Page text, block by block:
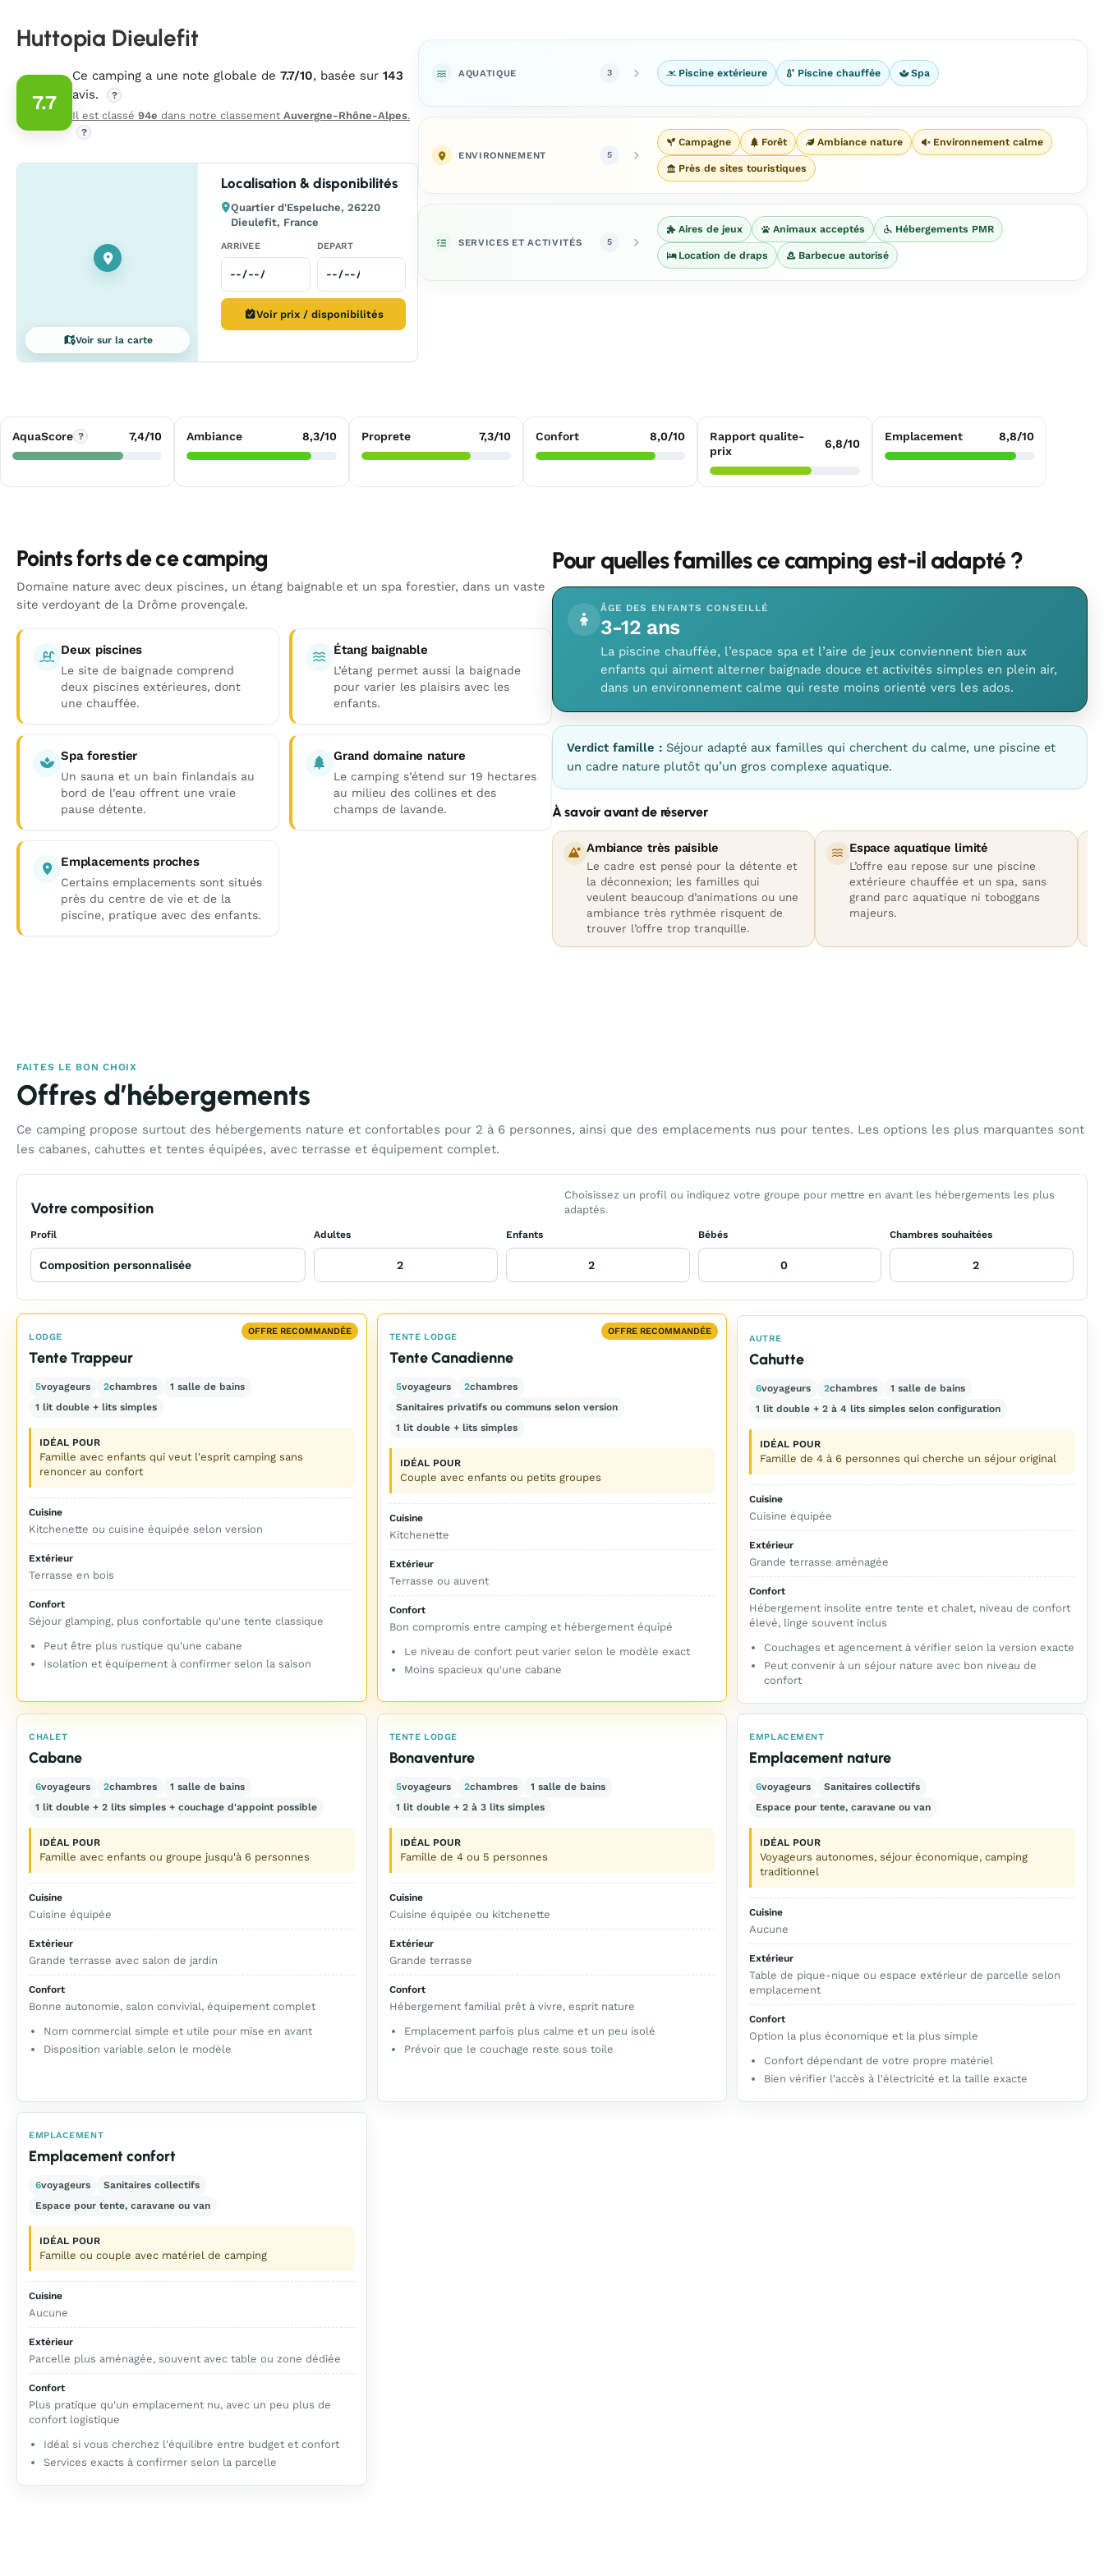
Huttopia Dieulefit
7.7
Ce camping a une note globale de 7.7/10, basée sur 143
avis.
?
Il est classé 94e dans notre classement Auvergne-Rhône-Alpes.
?
Voir sur la carte
Localisation & disponibilités
Quartier d'Espeluche, 26220
Dieulefit, France
ARRIVEE DEPART
Voir prix / disponibilités
AQUATIQUE 3 Piscine extérieure Piscine chauffée Spa
ENVIRONNEMENT 5
Campagne Forêt Ambiance nature Environnement calme
Près de sites touristiques
SERVICES ET ACTIVITÉS 5
Aires de jeux Animaux acceptés Hébergements PMR
Location de draps Barbecue autorisé
AquaScore ? 7,4/10 Ambiance 8,3/10 Proprete 7,3/10 Confort 8,0/10
Rapport qualite-
prix
6,8/10
Emplacement 8,8/10
Points forts de ce camping
Domaine nature avec deux piscines, un étang baignable et un spa forestier, dans un vaste
site verdoyant de la Drôme provençale.
Deux piscines
Le site de baignade comprend
deux piscines extérieures, dont
une chauffée.
Étang baignable
L’étang permet aussi la baignade
pour varier les plaisirs avec les
enfants.
Spa forestier
Un sauna et un bain finlandais au
bord de l’eau offrent une vraie
pause détente.
Grand domaine nature
Le camping s’étend sur 19 hectares
au milieu des collines et des
champs de lavande.
Emplacements proches
Certains emplacements sont situés
près du centre de vie et de la
piscine, pratique avec des enfants.
Pour quelles familles ce camping est-il adapté ?
ÂGE DES ENFANTS CONSEILLÉ
3-12 ans
La piscine chauffée, l’espace spa et l’aire de jeux conviennent bien aux
enfants qui aiment alterner baignade douce et activités simples en plein air,
dans un environnement calme qui reste moins orienté vers les ados.
Verdict famille : Séjour adapté aux familles qui cherchent du calme, une piscine et
un cadre nature plutôt qu’un gros complexe aquatique.
À savoir avant de réserver
Ambiance très paisible
Le cadre est pensé pour la détente et
la déconnexion; les familles qui
veulent beaucoup d’animations ou une
ambiance très rythmée risquent de
trouver l’offre trop tranquille.
Espace aquatique limité
L’offre eau repose sur une piscine
extérieure chauffée et un spa, sans
grand parc aquatique ni toboggans
majeurs.
FAITES LE BON CHOIX
Offres d’hébergements
Ce camping propose surtout des hébergements nature et confortables pour 2 à 6 personnes, ainsi que des emplacements nus pour tentes. Les options les plus marquantes sont
les cabanes, cahuttes et tentes équipées, avec terrasse et équipement complet.
Votre composition
Choisissez un profil ou indiquez votre groupe pour mettre en avant les hébergements les plus
adaptés.
Profil Adultes Enfants Bébés Chambres souhaitées
AUTRE
Cahutte
6voyageurs 2chambres
1 salle de bains
1 lit double + 2 à 4 lits simples selon configuration
IDÉAL POUR
Famille de 4 à 6 personnes qui cherche un séjour original
Cuisine
Cuisine équipée
Extérieur
Grande terrasse aménagée
Confort
Hébergement insolite entre tente et chalet, niveau de confort
élevé, linge souvent inclus
Couchages et agencement à vérifier selon la version exacte
Peut convenir à un séjour nature avec bon niveau de
confort
CHALET
Cabane
6voyageurs 2chambres
1 salle de bains
1 lit double + 2 lits simples + couchage d'appoint possible
IDÉAL POUR
Famille avec enfants ou groupe jusqu'à 6 personnes
Cuisine
Cuisine équipée
Extérieur
Grande terrasse avec salon de jardin
Confort
Bonne autonomie, salon convivial, équipement complet
Nom commercial simple et utile pour mise en avant
Disposition variable selon le modèle
OFFRE RECOMMANDÉE
LODGE
Tente Trappeur
5voyageurs 2chambres
1 salle de bains
1 lit double + lits simples
IDÉAL POUR
Famille avec enfants qui veut l'esprit camping sans
renoncer au confort
Cuisine
Kitchenette ou cuisine équipée selon version
Extérieur
Terrasse en bois
Confort
Séjour glamping, plus confortable qu'une tente classique
Peut être plus rustique qu'une cabane
Isolation et équipement à confirmer selon la saison
OFFRE RECOMMANDÉE
TENTE LODGE
Tente Canadienne
5voyageurs 2chambres
Sanitaires privatifs ou communs selon version
1 lit double + lits simples
IDÉAL POUR
Couple avec enfants ou petits groupes
Cuisine
Kitchenette
Extérieur
Terrasse ou auvent
Confort
Bon compromis entre camping et hébergement équipé
Le niveau de confort peut varier selon le modèle exact
Moins spacieux qu'une cabane
TENTE LODGE
Bonaventure
5voyageurs 2chambres
1 salle de bains
1 lit double + 2 à 3 lits simples
IDÉAL POUR
Famille de 4 ou 5 personnes
Cuisine
Cuisine équipée ou kitchenette
Extérieur
Grande terrasse
Confort
Hébergement familial prêt à vivre, esprit nature
Emplacement parfois plus calme et un peu isolé
Prévoir que le couchage reste sous toile
EMPLACEMENT
Emplacement nature
6voyageurs
Sanitaires collectifs
Espace pour tente, caravane ou van
IDÉAL POUR
Voyageurs autonomes, séjour économique, camping
traditionnel
Cuisine
Aucune
Extérieur
Table de pique-nique ou espace extérieur de parcelle selon
emplacement
Confort
Option la plus économique et la plus simple
Confort dépendant de votre propre matériel
Bien vérifier l'accès à l'électricité et la taille exacte
EMPLACEMENT
Emplacement confort
6voyageurs
Sanitaires collectifs
Espace pour tente, caravane ou van
IDÉAL POUR
Famille ou couple avec matériel de camping
Cuisine
Aucune
Extérieur
Parcelle plus aménagée, souvent avec table ou zone dédiée
Confort
Plus pratique qu'un emplacement nu, avec un peu plus de
confort logistique
Idéal si vous cherchez l'équilibre entre budget et confort
Services exacts à confirmer selon la parcelle